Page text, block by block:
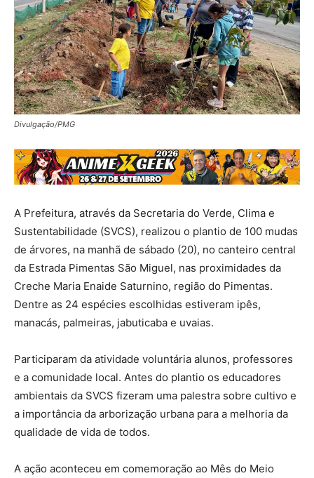
Divulgação/PMG
A Prefeitura, através da Secretaria do Verde, Clima e
Sustentabilidade (SVCS), realizou o plantio de 100 mudas
de árvores, na manhã de sábado (20), no canteiro central
da Estrada Pimentas São Miguel, nas proximidades da
Creche Maria Enaide Saturnino, região do Pimentas.
Dentre as 24 espécies escolhidas estiveram ipês,
manacás, palmeiras, jabuticaba e uvaias.
Participaram da atividade voluntária alunos, professores
e a comunidade local. Antes do plantio os educadores
ambientais da SVCS fizeram uma palestra sobre cultivo e
a importância da arborização urbana para a melhoria da
qualidade de vida de todos.
A ação aconteceu em comemoração ao Mês do Meio